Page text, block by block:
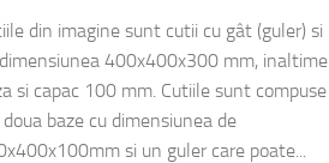
din imagine sunt cutii cu gât (guler) si
400x400x300 mm, inaltime
si capac 100 mm. Cutiile sunt compuse
doua baze cu dimensiunea de
si un guler care poate...